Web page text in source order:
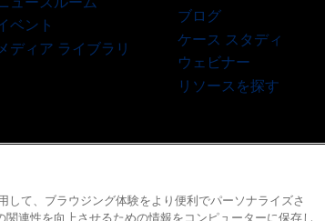
ベント
ディア ライブラリ
ブログ
ケース スタディ
ウェビナー
リソースを探す
て、ブラウジング体験をより便利でパーソナライズさ
連性を向上させるための情報をコンピューターに保存し